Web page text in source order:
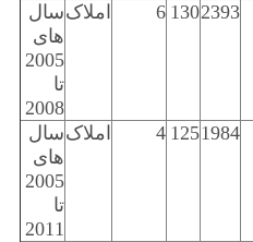
2393
130
6 املاکسال
های
2005
تا
2008
1984
125
4 املاکسال
های
2005
تا
2011